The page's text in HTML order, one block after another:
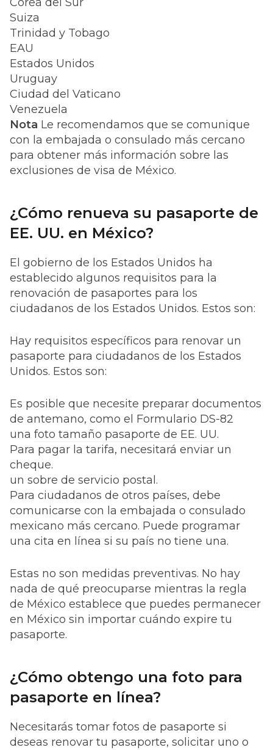
Suiza
Trinidad y Tobago
EAU
Estados Unidos
Uruguay
Ciudad del Vaticano
Venezuela
Nota Le recomendamos que se comunique
con la embajada o consulado más cercano
para obtener más información sobre las
exclusiones de visa de México.
¿Cómo renueva su pasaporte de
EE. UU. en México?
El gobierno de los Estados Unidos ha
establecido algunos requisitos para la
renovación de pasaportes para los
ciudadanos de los Estados Unidos. Estos son:
Hay requisitos específicos para renovar un
pasaporte para ciudadanos de los Estados
Unidos. Estos son:
Es posible que necesite preparar documentos
de antemano, como el Formulario DS-82
una foto tamaño pasaporte de EE. UU.
Para pagar la tarifa, necesitará enviar un
cheque.
un sobre de servicio postal.
Para ciudadanos de otros países, debe
comunicarse con la embajada o consulado
mexicano más cercano. Puede programar
una cita en línea si su país no tiene una.
Estas no son medidas preventivas. No hay
nada de qué preocuparse mientras la regla
de México establece que puedes permanecer
en México sin importar cuándo expire tu
pasaporte.
¿Cómo obtengo una foto para
pasaporte en línea?
Necesitarás tomar fotos de pasaporte si
deseas renovar tu pasaporte, solicitar uno o